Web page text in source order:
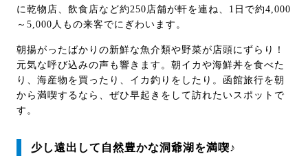
に乾物店、飲食店など約250店舗が軒を連ね、1日で約4,000
～5,000人もの来客でにぎわいます。
朝揚がったばかりの新鮮な魚介類や野菜が店頭にずらり！
元気な呼び込みの声も響きます。朝イカや海鮮丼を食べた
り、海産物を買ったり、イカ釣りをしたり。函館旅行を朝
から満喫するなら、ぜひ早起きをして訪れたいスポットで
す。
少し遠出して自然豊かな洞爺湖を満喫♪